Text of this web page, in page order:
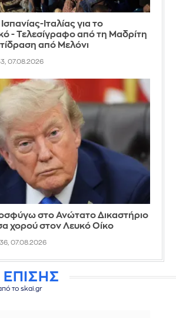
Ιταλίας για το
- Τελεσίγραφο από τη Μαδρίτη
από Μελόνι
07.08.2026
στο Ανώτατο Δικαστήριο
χορού στον Λευκό Οίκο
07.08.2026
το skai.gr